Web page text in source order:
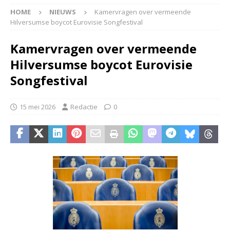
HOME NIEUWS
Kamervragen over vermeende
Hilversumse boycot Eurovisie Songfestival
Kamervragen over vermeende
Hilversumse boycot Eurovisie
Songfestival
15 mei 2026 Redactie 0